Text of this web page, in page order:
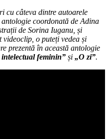
cu câteva dintre autoarele
coordonată de Adina
de Sorina Iuganu, și
o puteți vedea și
prezentă în această antologie
feminin” și „O zi”.